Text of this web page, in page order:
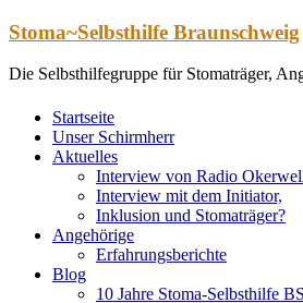
Zum
springen
Stoma~Selbsthilfe Braunschweig
Die Selbsthilfegruppe für Stomaträger,
Startseite
Unser Schirmherr
Aktuelles
Interview von Radio
Interview mit dem Initiator,
Inklusion und Stomaträger?
Angehörige
Erfahrungsberichte
Blog
10 Jahre Stoma-Selbsthilfe BS